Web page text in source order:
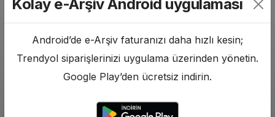
Neden e-Arşiv Fatura
Portalımızı
Seçmelisiniz?
Kolay e-Arşiv Android uygulaması
Android’de e-Arşiv faturanızı daha hızlı kesin;
Trendyol siparişlerinizi uygulama üzerinden yönetin.
Google Play’den ücretsiz indirin.